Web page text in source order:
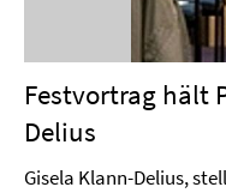
Festvortrag hält
Delius
Gisela Klann-Delius,